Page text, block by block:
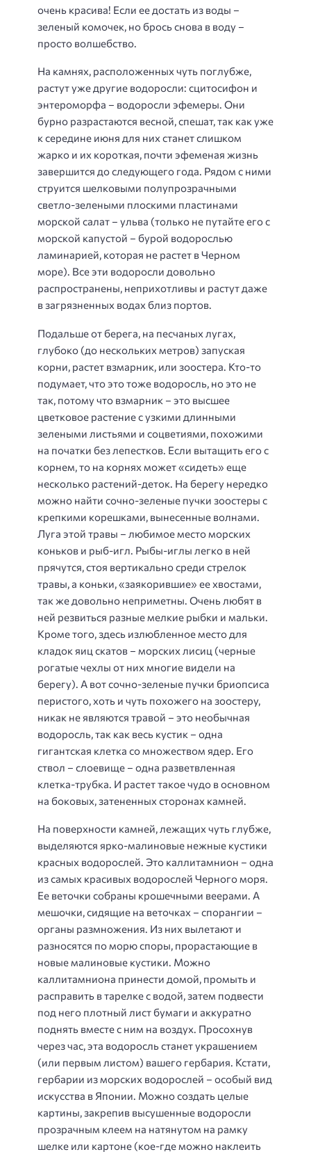
очень красива! Если ее достать из воды –
зеленый комочек, но брось снова в воду –
просто волшебство.
На камнях, расположенных чуть поглубже,
растут уже другие водоросли: сцитосифон и
энтероморфа – водоросли эфемеры. Они
бурно разрастаются весной, спешат, так как уже
к середине июня для них станет слишком
жарко и их короткая, почти эфеменая жизнь
завершится до следующего года. Рядом с ними
струится шелковыми полупрозрачными
светло-зелеными плоскими пластинами
морской салат – ульва (только не путайте его с
морской капустой – бурой водорослью
ламинарией, которая не растет в Черном
море). Все эти водоросли довольно
распространены, неприхотливы и растут даже
в загрязненных водах близ портов.
Подальше от берега, на песчаных лугах,
глубоко (до нескольких метров) запуская
корни, растет взмарник, или зоостера. Кто-то
подумает, что это тоже водоросль, но это не
так, потому что взмарник – это высшее
цветковое растение с узкими длинными
зелеными листьями и соцветиями, похожими
на початки без лепестков. Если вытащить его с
корнем, то на корнях может «сидеть» еще
несколько растений-деток. На берегу нередко
можно найти сочно-зеленые пучки зоостеры с
крепкими корешками, вынесенные волнами.
Луга этой травы – любимое место морских
коньков и рыб-игл. Рыбы-иглы легко в ней
прячутся, стоя вертикально среди стрелок
травы, а коньки, «заякорившие» ее хвостами,
так же довольно неприметны. Очень любят в
ней резвиться разные мелкие рыбки и мальки.
Кроме того, здесь излюбленное место для
кладок яиц скатов – морских лисиц (черные
рогатые чехлы от них многие видели на
берегу). А вот сочно-зеленые пучки бриопсиса
перистого, хоть и чуть похожего на зоостеру,
никак не являются травой – это необычная
водоросль, так как весь кустик – одна
гигантская клетка со множеством ядер. Его
ствол – слоевище – одна разветвленная
клетка-трубка. И растет такое чудо в основном
на боковых, затененных сторонах камней.
На поверхности камней, лежащих чуть глубже,
выделяются ярко-малиновые нежные кустики
красных водорослей. Это каллитамнион – одна
из самых красивых водорослей Черного моря.
Ее веточки собраны крошечными веерами. А
мешочки, сидящие на веточках – спорангии –
органы размножения. Из них вылетают и
разносятся по морю споры, прорастающие в
новые малиновые кустики. Можно
каллитамниона принести домой, промыть и
расправить в тарелке с водой, затем подвести
под него плотный лист бумаги и аккуратно
поднять вместе с ним на воздух. Просохнув
через час, эта водоросль станет украшением
(или первым листом) вашего гербария. Кстати,
гербарии из морских водорослей – особый вид
искусства в Японии. Можно создать целые
картины, закрепив высушенные водоросли
прозрачным клеем на натянутом на рамку
шелке или картоне (кое-где можно наклеить